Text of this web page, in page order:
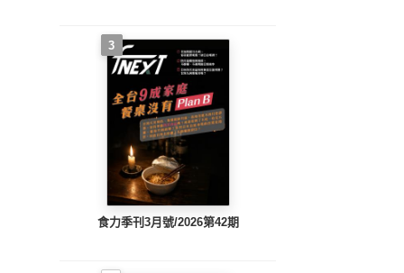
3
食力季刊3月號/2026第42期